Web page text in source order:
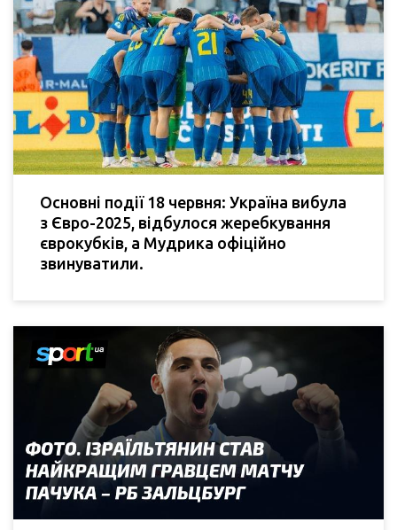
Основні події 18 червня: Україна вибула
з Євро-2025, відбулося жеребкування
єврокубків, а Мудрика офіційно
звинуватили.